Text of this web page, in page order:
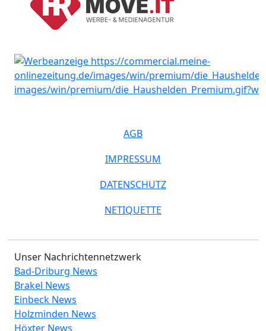
AGB
IMPRESSUM
DATENSCHUTZ
NETIQUETTE
Unser Nachrichtennetzwerk
Bad-Driburg News
Brakel News
Einbeck News
Holzminden News
Höxter News